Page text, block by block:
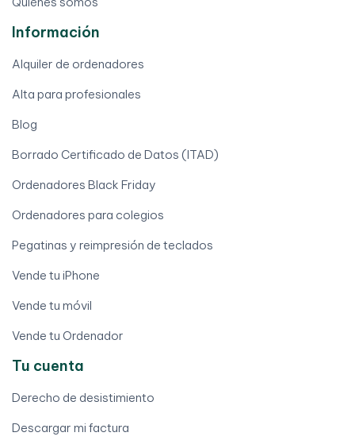
Información
Alquiler de ordenadores
Alta para profesionales
Blog
Borrado Certificado de Datos (ITAD)
Ordenadores Black Friday
Ordenadores para colegios
Pegatinas y reimpresión de teclados
Vende tu iPhone
Vende tu móvil
Vende tu Ordenador
Tu cuenta
Derecho de desistimiento
Descargar mi factura